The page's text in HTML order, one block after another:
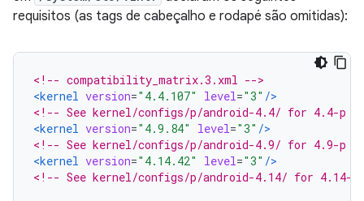
requisitos (as tags de cabeçalho e rodapé são omitidas):
<!-- compatibility_matrix.3.xml -->
<kernel version="4.4.107" level="3" />
<!-- See kernel/configs/p/android-4.4/ for 4.4-p
<kernel version="4.9.84" level="3" />
<!-- See kernel/configs/p/android-4.9/ for 4.9-p
<kernel version="4.14.42" level="3" />
<!-- See kernel/configs/p/android-4.14/ for 4.14-p